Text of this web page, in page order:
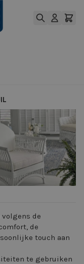
View larger
de
de
touch aan
te gebruiken